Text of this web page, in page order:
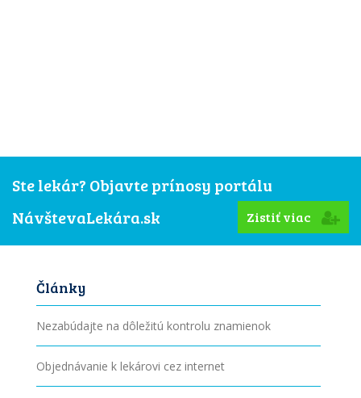
Ste lekár? Objavte prínosy portálu
NávštevaLekára.sk
Zistiť viac
Články
Nezabúdajte na dôležitú kontrolu znamienok
Objednávanie k lekárovi cez internet